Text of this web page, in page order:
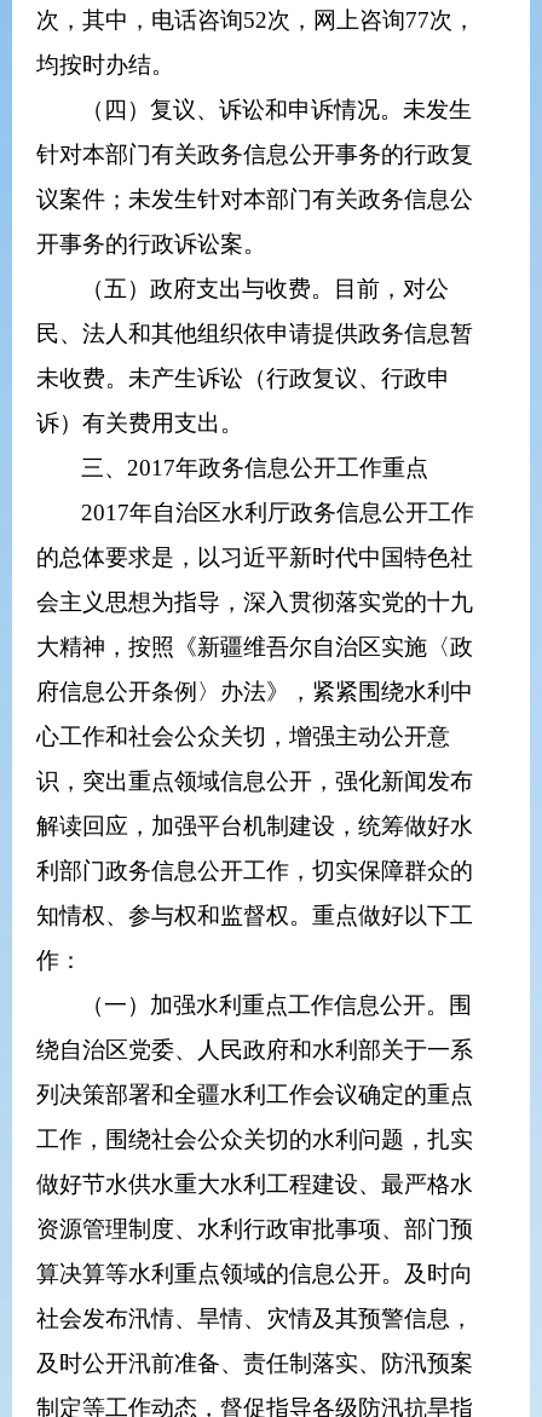
次，其中，电话咨询52次，网上咨询77次，
均按时办结。
（四）复议、诉讼和申诉情况。未发生
针对本部门有关政务信息公开事务的行政复
议案件；未发生针对本部门有关政务信息公
开事务的行政诉讼案。
（五）政府支出与收费。目前，对公
民、法人和其他组织依申请提供政务信息暂
未收费。未产生诉讼（行政复议、行政申
诉）有关费用支出。
三、 2017年政务信息公开工作重点
2017年自治区水利厅政务信息公开工作
的总体要求是，以习近平新时代中国特色社
会主义思想为指导，深入贯彻落实党的十九
大精神，按照《新疆维吾尔自治区实施〈政
府信息公开条例〉办法》，紧紧围绕水利中
心工作和社会公众关切，增强主动公开意
识，突出重点领域信息公开，强化新闻发布
解读回应，加强平台机制建设，统筹做好水
利部门政务信息公开工作，切实保障群众的
知情权、参与权和监督权。重点做好以下工
作：
（一）加强水利重点工作信息公开。围
绕自治区党委、人民政府和水利部关于一系
列决策部署和全疆水利工作会议确定的重点
工作，围绕社会公众关切的水利问题，扎实
做好节水供水重大水利工程建设、最严格水
资源管理制度、水利行政审批事项、部门预
算决算等水利重点领域的信息公开。及时向
社会发布汛情、旱情、灾情及其预警信息，
及时公开汛前准备、责任制落实、防汛预案
制定等工作动态，督促指导各级防汛抗旱指